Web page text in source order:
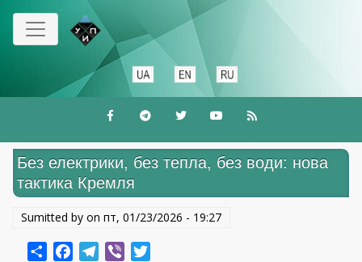
Перейти
основного
Без електрики, без тепла, без води: нова
тактика Кремля
Sumitted by on пт, 01/23/2026 - 19:27
ShareFacebookTelegram
Viber